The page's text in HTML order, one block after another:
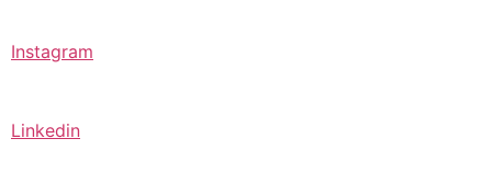
Instagram
Linkedin